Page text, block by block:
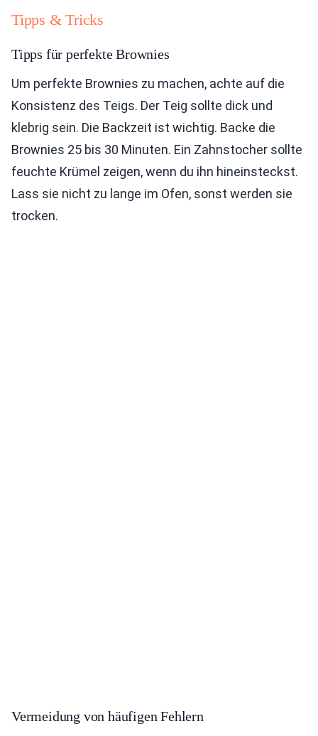
Tipps & Tricks
Tipps für perfekte Brownies
Um perfekte Brownies zu machen, achte auf die
Konsistenz des Teigs. Der Teig sollte dick und
klebrig sein. Die Backzeit ist wichtig. Backe die
Brownies 25 bis 30 Minuten. Ein Zahnstocher sollte
feuchte Krümel zeigen, wenn du ihn hineinsteckst.
Lass sie nicht zu lange im Ofen, sonst werden sie
trocken.
Vermeidung von häufigen Fehlern